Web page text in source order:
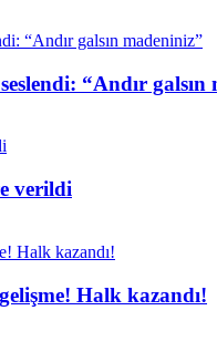
“Andır galsın
verildi
Halk kazandı!